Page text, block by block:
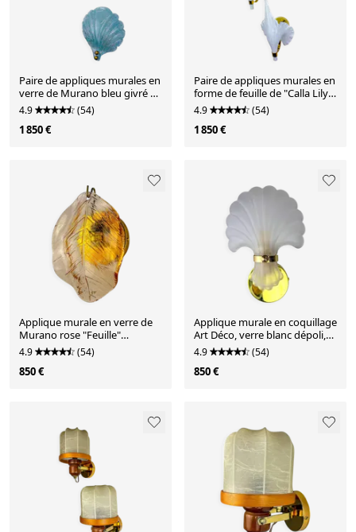
Paire de appliques murales en
verre de Murano bleu givré en
forme de coquillage, Italie,
années 1970.
4.9 (54)
1 850 €
Paire de appliques murales en
forme de feuille de "Calla Lily"
italienne, en verre de Murano
et laiton doré, vers les années
1970.
4.9 (54)
1 850 €
Applique murale en verre de
Murano rose "Feuille"
italienne, années 1970
4.9 (54)
850 €
Applique murale en coquillage
Art Déco, verre blanc dépoli,
France années 1970
4.9 (54)
850 €